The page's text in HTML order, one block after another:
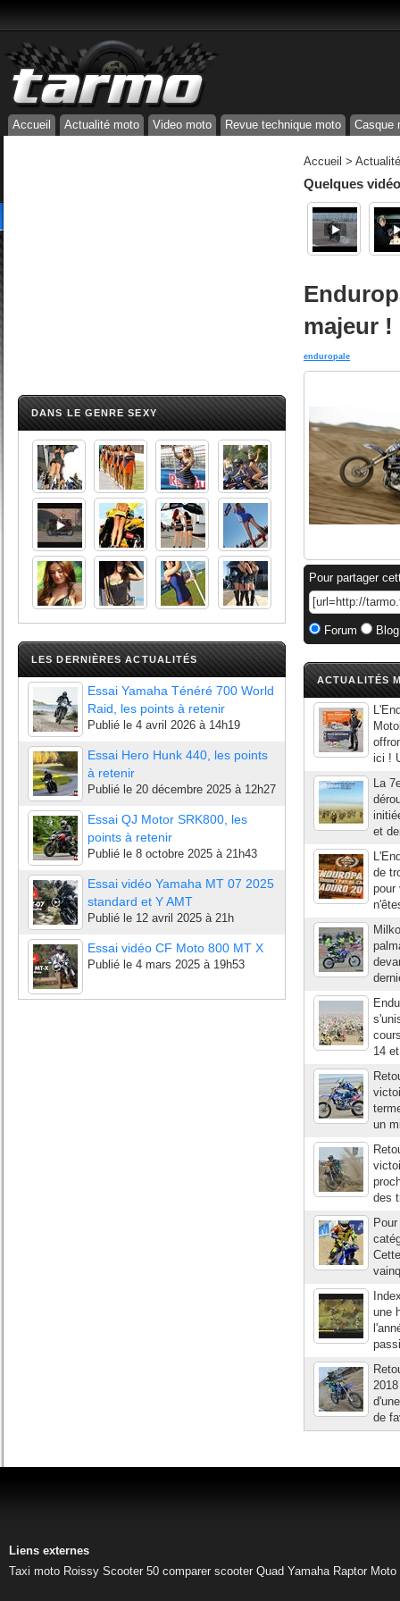
Accueil Actualité moto Video moto Revue technique moto Casque
DANS LE GENRE SEXY
LES DERNIÈRES ACTUALITÉS
Essai Yamaha Ténéré 700 World
Raid, les points à retenir
Publié le 4 avril 2026 à 14h19
Essai Hero Hunk 440, les points
à retenir
Publié le 20 décembre 2025 à 12h27
Essai QJ Motor SRK800, les
points à retenir
Publié le 8 octobre 2025 à 21h43
Essai vidéo Yamaha MT 07 2025
standard et Y AMT
Publié le 12 avril 2025 à 21h
Essai vidéo CF Moto 800 MT X
Publié le 4 mars 2025 à 19h53
Accueil >
Quelques
majeur !
enduropale
Pour partager
Forum
ACTUALITÉS
ici !
La
et
de
pour
14
un
des
une
de
Liens externes
Taxi moto Roissy Scooter 50 comparer scooter Quad Yamaha Raptor